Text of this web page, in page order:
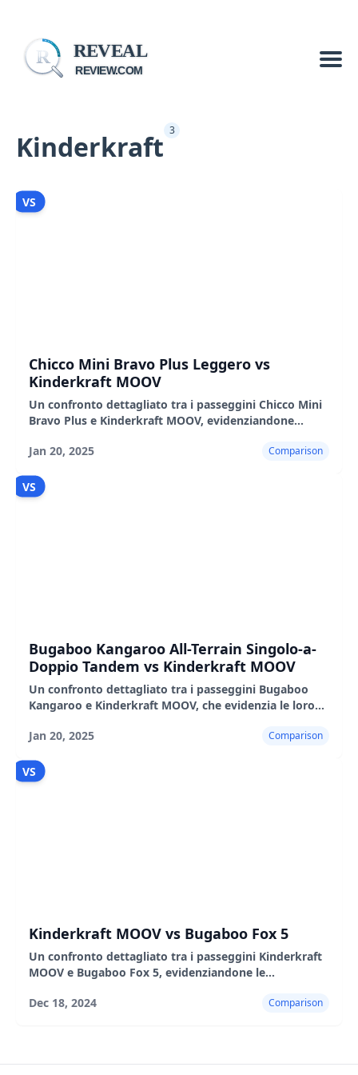
R REVEAL
REVIEW.COM
Kinderkraft 3
VS
Chicco Mini Bravo Plus Leggero vs
Kinderkraft MOOV
Un confronto dettagliato tra i passeggini Chicco Mini
Bravo Plus e Kinderkraft MOOV, evidenziandone
Jan 20, 2025
Comparison
VS
Bugaboo Kangaroo All-Terrain Singolo-a-
Doppio Tandem vs Kinderkraft MOOV
Un confronto dettagliato tra i passeggini Bugaboo
Kangaroo e Kinderkraft MOOV, che evidenzia le loro
Jan 20, 2025
Comparison
VS
Kinderkraft MOOV vs Bugaboo Fox 5
Un confronto dettagliato tra i passeggini Kinderkraft
MOOV e Bugaboo Fox 5, evidenziandone le
Dec 18, 2024
Comparison